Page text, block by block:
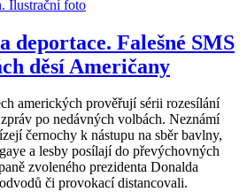
deportace. Falešné SMS
děsí Američany
amerických prověřují sérii rozesílání
po nedávných volbách. Neznámí
černochy k nástupu na sběr bavlny,
a lesby posílají do převýchovných
zvoleného prezidenta Donalda
či provokací distancovali.